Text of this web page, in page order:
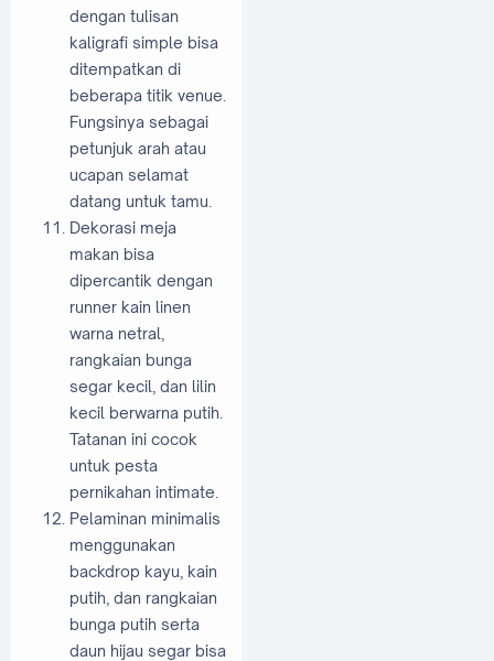
dengan tulisan
kaligrafi simple bisa
ditempatkan di
beberapa titik venue.
Fungsinya sebagai
petunjuk arah atau
ucapan selamat
datang untuk tamu.
Dekorasi meja
makan bisa
dipercantik dengan
runner kain linen
warna netral,
rangkaian bunga
segar kecil, dan lilin
kecil berwarna putih.
Tatanan ini cocok
untuk pesta
pernikahan intimate.
Pelaminan minimalis
menggunakan
backdrop kayu, kain
putih, dan rangkaian
bunga putih serta
daun hijau segar bisa